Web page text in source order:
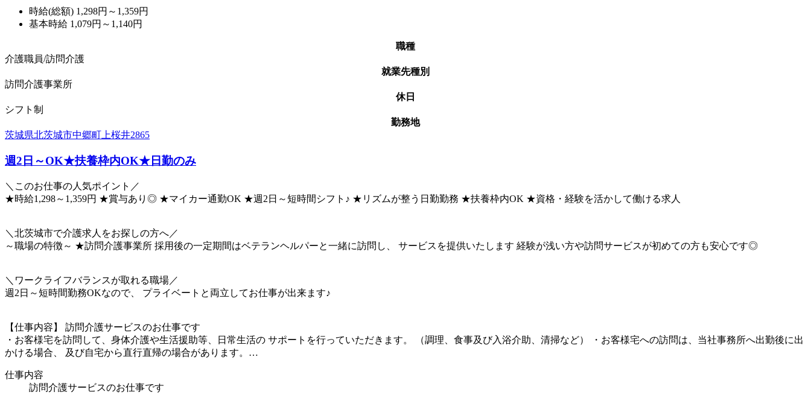
時給(総額) 1,298円～1,359円
基本時給 1,079円～1,140円
職種
介護職員/訪問介護
就業先種別
訪問介護事業所
休日
シフト制
勤務地
茨城県北茨城市中郷町上桜井2865
週2日～OK★扶養枠内OK★日勤のみ
＼このお仕事の人気ポイント／
★時給1,298～1,359円 ★賞与あり◎ ★マイカー通勤OK ★週2日～短時間シフト♪ ★リズムが整う日勤勤務 ★扶養枠内OK ★資格・経験を活かして働ける求人
＼北茨城市で介護求人をお探しの方へ／
～職場の特徴～ ★訪問介護事業所 採用後の一定期間はベテランヘルパーと一緒に訪問し、 サービスを提供いたします 経験が浅い方や訪問サービスが初めての方も安心です◎
＼ワークライフバランスが取れる職場／
週2日～短時間勤務OKなので、 プライベートと両立してお仕事が出来ます♪
【仕事内容】 訪問介護サービスのお仕事です
・お客様宅を訪問して、身体介護や生活援助等、日常生活の サポートを行っていただきます。 （調理、食事及び入浴介助、清掃など） ・お客様宅への訪問は、当社事務所へ出勤後に出
かける場合、 及び自宅から直行直帰の場合があります。…
仕事内容
訪問介護サービスのお仕事です